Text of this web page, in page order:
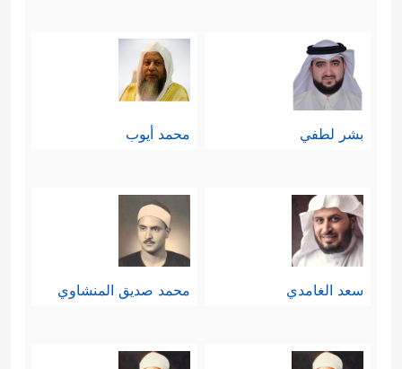
بشر لطفي محمد أيوب
سعد الغامدي محمد صديق المنشاوي